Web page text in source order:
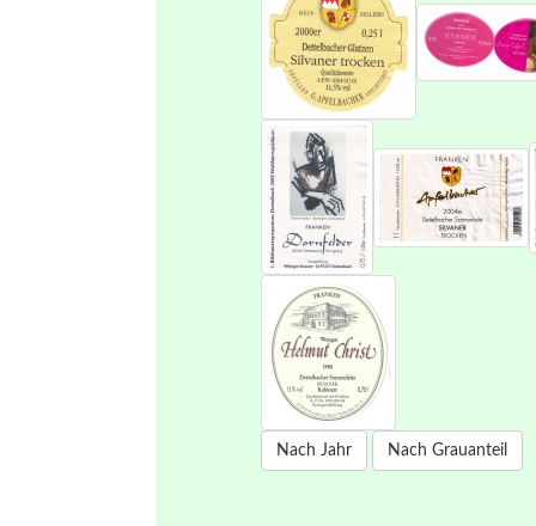
Nach Jahr Nach Grauanteil